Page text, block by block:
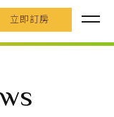
立即訂房